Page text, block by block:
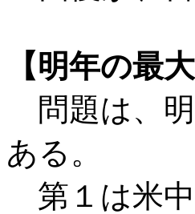
【明年の最
問題は、明
ある。
第１は米中